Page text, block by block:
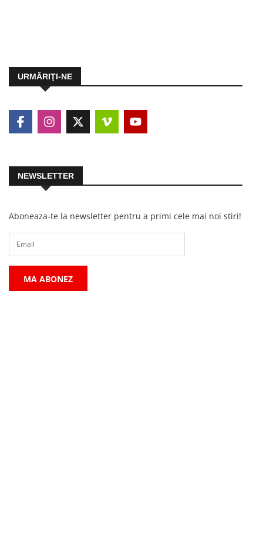
URMĂRIŢI-NE
NEWSLETTER
Aboneaza-te la newsletter pentru a primi cele mai noi stiri!
MA ABONEZ